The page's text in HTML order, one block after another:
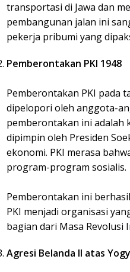
transportasi di Jawa dan
pembangunan jalan ini
pekerja pribumi yang
Pemberontakan PKI 1948
Pemberontakan PKI pada
dipelopori oleh anggota-
pemberontakan ini adalah
dipimpin oleh Presiden
ekonomi. PKI merasa
program-program sosialis.
Pemberontakan ini
PKI menjadi organisasi
bagian dari Masa Revolusi
Agresi Belanda II atas